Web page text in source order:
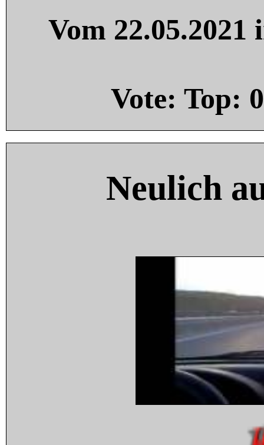
Vom
Vote: Top: 0
Neulich